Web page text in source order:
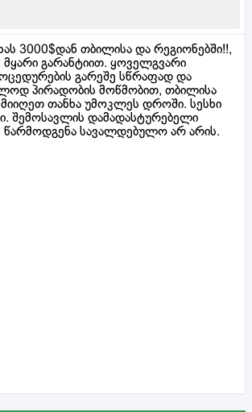
3000$დან თბილისა და რეგიონებში!!,
მყარი გარანტიით. ყოველგვარი
გარეშე სწრაფად და
პირადობის მოწმობით, თბილისა
თანხა უმოკლეს დროში. სესხი
შემოსავლის დამადასტურებელი
წარმოდგენა სავალდებულო არ არის.